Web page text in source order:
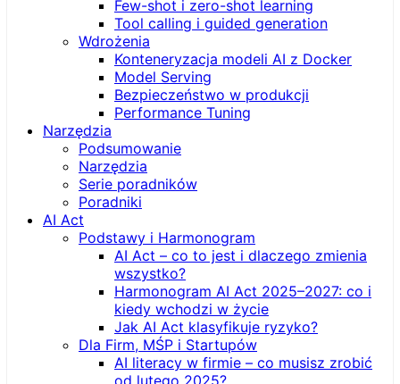
Few-shot i zero-shot learning
Tool calling i guided generation
Wdrożenia
Konteneryzacja modeli AI z Docker
Model Serving
Bezpieczeństwo w produkcji
Performance Tuning
Narzędzia
Podsumowanie
Narzędzia
Serie poradników
Poradniki
AI Act
Podstawy i Harmonogram
AI Act – co to jest i dlaczego zmienia
wszystko?
Harmonogram AI Act 2025–2027: co i
kiedy wchodzi w życie
Jak AI Act klasyfikuje ryzyko?
Dla Firm, MŚP i Startupów
AI literacy w firmie – co musisz zrobić
od lutego 2025?